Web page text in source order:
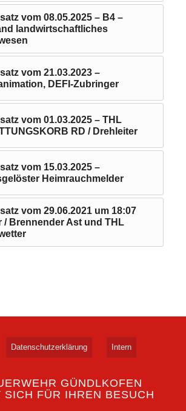
vom 08.05.2025 – B4 –
landwirtschaftliches
vom 21.03.2023 –
DEFI-Zubringer
vom 01.03.2025 – THL
RD / Drehleiter
vom 15.03.2025 –
Heimrauchmelder
vom 29.06.2021 um 18:07
/ Brennender Ast und THL
Datenschutzerklärung Intern
GÜNDLKOFEN
SICH FÜR IHREN BESUCH